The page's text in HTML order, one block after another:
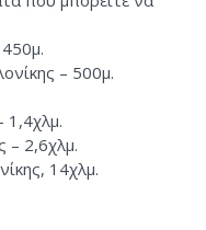
– 500μ.
1,4χλμ.
– 2,6χλμ.
14χλμ.